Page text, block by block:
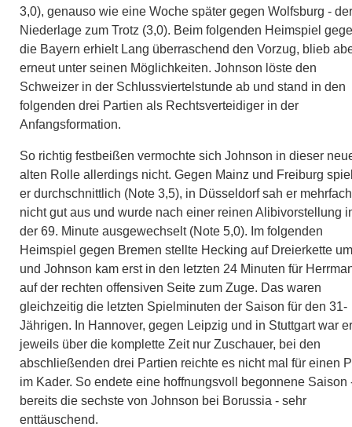
3,0), genauso wie eine Woche später gegen Wolfsburg - der
Niederlage zum Trotz (3,0). Beim folgenden Heimspiel
die Bayern erhielt Lang überraschend den Vorzug, blieb
erneut unter seinen Möglichkeiten. Johnson löste den
Schweizer in der Schlussviertelstunde ab und stand in den
folgenden drei Partien als Rechtsverteidiger in der
Anfangsformation.
So richtig festbeißen vermochte sich Johnson in dieser
alten Rolle allerdings nicht. Gegen Mainz und Freiburg
er durchschnittlich (Note 3,5), in Düsseldorf sah er mehrfach
nicht gut aus und wurde nach einer reinen Alibivorstellung
der 69. Minute ausgewechselt (Note 5,0). Im folgenden
Heimspiel gegen Bremen stellte Hecking auf Dreierkette um
und Johnson kam erst in den letzten 24 Minuten für
auf der rechten offensiven Seite zum Zuge. Das waren
gleichzeitig die letzten Spielminuten der Saison für den 31-
Jährigen. In Hannover, gegen Leipzig und in Stuttgart war er
jeweils über die komplette Zeit nur Zuschauer, bei den
abschließenden drei Partien reichte es nicht mal für einen
im Kader. So endete eine hoffnungsvoll begonnene Saison
bereits die sechste von Johnson bei Borussia - sehr
enttäuschend.